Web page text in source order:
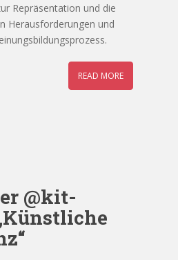
Repräsentation und die
Herausforderungen und
READ MORE
@kit-